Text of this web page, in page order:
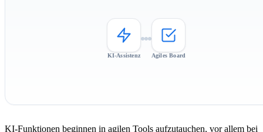
KI-Assistenz Agiles Board
KI-Funktionen beginnen in agilen Tools aufzutauchen, vor allem bei